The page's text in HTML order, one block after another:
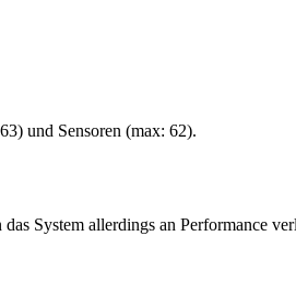
und Sensoren (max: 62).
System allerdings an Performance